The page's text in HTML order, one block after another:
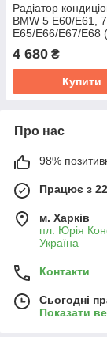
Радіатор
BMW 5 E60/E61, 7
E65/E66/E67/E68
4 680 ₴
Купити
Про нас
98%
Працює з
м. Харків
пл. Юрія
Україна
Контакти
Сьогодні
Показати